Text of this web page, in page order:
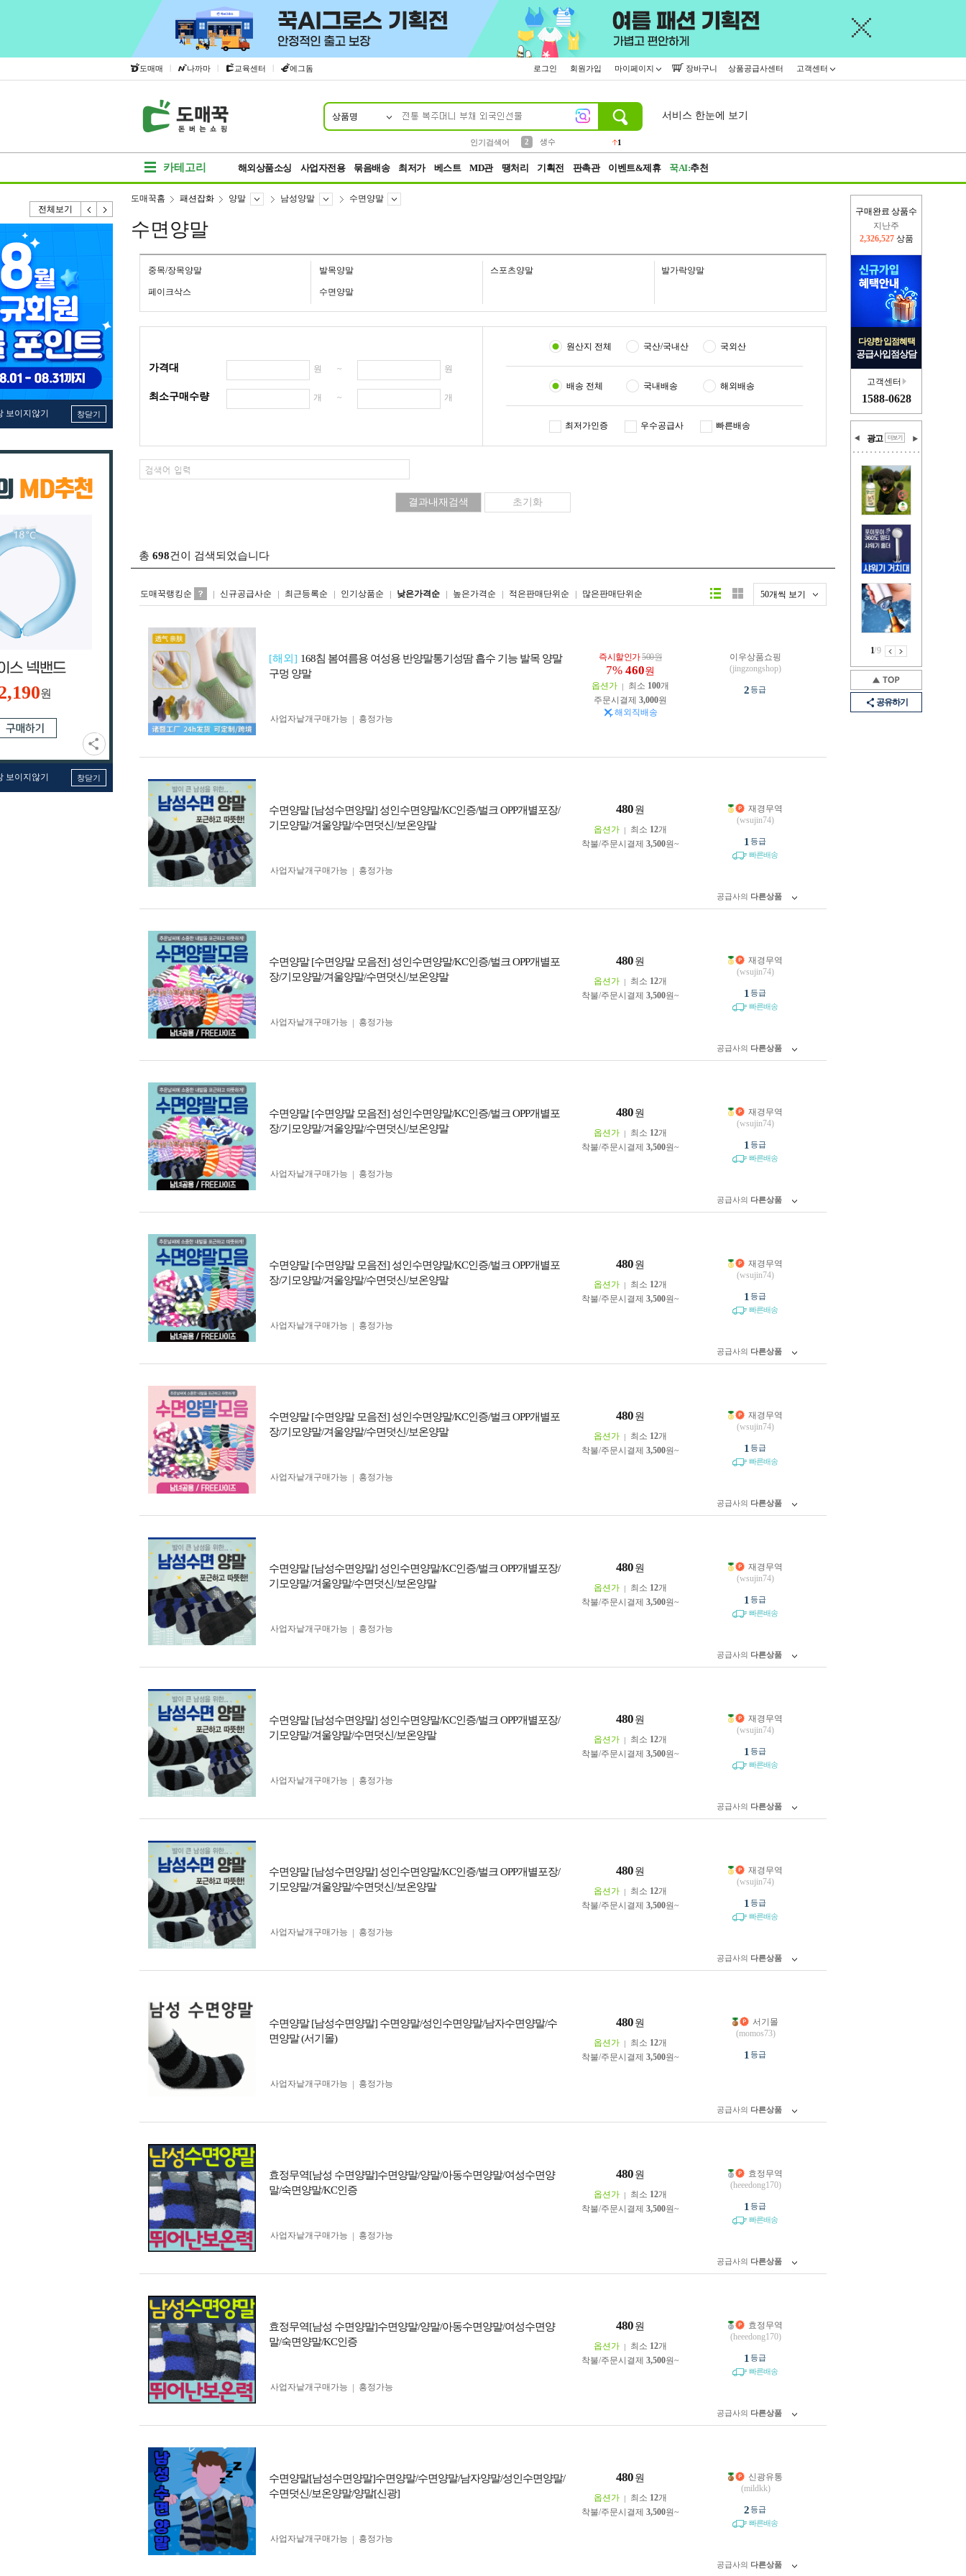
도매매 | 나까마 | 교육센터 | 에그돔 로그인 회원가입 마이페이지 장바구니 상품공급사센터 고객센터
상품명
인기검색어
2
생수
1
서비스 한눈에 보기
카테고리 해외상품소싱 사업자전용 묶음배송 최저가 베스트 MD관 땡처리 기획전 판촉관 이벤트&제휴 꾹AI:추천
전체보기
보이지않기 창닫기
원
보이지않기 창닫기
구매완료 상품수
2,326,527상품
이번주
2,361,169 상품
다양한 입점혜택
공급사입점상담
고객센터
1588-0628
광고
1/9
공유하기
도매꾹홈 패션잡화 양말 남성양말 수면양말
수면양말
중목/장목양말 발목양말 스포츠양말 발가락양말
페이크삭스 수면양말
가격대 원 ~ 원
최소구매수량 개 ~ 개
원산지 전체 국산/국내산 국외산
배송 전체 국내배송 해외배송
최저가인증 우수공급사 빠른배송
총 698건이 검색되었습니다
도매꾹랭킹순 신규공급사순 최근등록순 인기상품순 낮은가격순 높은가격순 적은판매단위순 많은판매단위순 50개씩 보기
리스트형갤러리형
[해외] 168침 봄여름용 여성용 반양말통기성땀 흡수 기능 발목 양말
구멍 양말
즉시할인가500원
7% 460원
옵션가 최소 100개
주문시결제 3,000원
해외직배송
사업자 낱개구매가능 흥정가능
이우상품쇼핑
(jingzongshop)
2등급
수면양말 [남성수면양말] 성인수면양말/KC인증/벌크 OPP개별포장/
기모양말/겨울양말/수면덧신/보온양말
480 원
옵션가 최소 12개
착불/주문시결제 3,500원~
사업자 낱개구매가능 흥정가능
재경무역
(wsujin74)
1 등급
빠른배송
공급사의 다른상품
수면양말 [수면양말 모음전] 성인수면양말/KC인증/벌크 OPP개별포
장/기모양말/겨울양말/수면덧신/보온양말
480 원
옵션가 최소 12개
착불/주문시결제 3,500원~
사업자 낱개구매가능 흥정가능
재경무역
(wsujin74)
1 등급
빠른배송
공급사의 다른상품
수면양말 [수면양말 모음전] 성인수면양말/KC인증/벌크 OPP개별포
장/기모양말/겨울양말/수면덧신/보온양말
480 원
옵션가 최소 12개
착불/주문시결제 3,500원~
사업자 낱개구매가능 흥정가능
재경무역
(wsujin74)
1 등급
빠른배송
공급사의 다른상품
수면양말 [수면양말 모음전] 성인수면양말/KC인증/벌크 OPP개별포
장/기모양말/겨울양말/수면덧신/보온양말
480 원
옵션가 최소 12개
착불/주문시결제 3,500원~
사업자 낱개구매가능 흥정가능
재경무역
(wsujin74)
1 등급
빠른배송
공급사의 다른상품
수면양말 [수면양말 모음전] 성인수면양말/KC인증/벌크 OPP개별포
장/기모양말/겨울양말/수면덧신/보온양말
480 원
옵션가 최소 12개
착불/주문시결제 3,500원~
사업자 낱개구매가능 흥정가능
재경무역
(wsujin74)
1 등급
빠른배송
공급사의 다른상품
수면양말 [남성수면양말] 성인수면양말/KC인증/벌크 OPP개별포장/
기모양말/겨울양말/수면덧신/보온양말
480 원
옵션가 최소 12개
착불/주문시결제 3,500원~
사업자 낱개구매가능 흥정가능
재경무역
(wsujin74)
1 등급
빠른배송
공급사의 다른상품
수면양말 [남성수면양말] 성인수면양말/KC인증/벌크 OPP개별포장/
기모양말/겨울양말/수면덧신/보온양말
480 원
옵션가 최소 12개
착불/주문시결제 3,500원~
사업자 낱개구매가능 흥정가능
재경무역
(wsujin74)
1 등급
빠른배송
공급사의 다른상품
수면양말 [남성수면양말] 성인수면양말/KC인증/벌크 OPP개별포장/
기모양말/겨울양말/수면덧신/보온양말
480 원
옵션가 최소 12개
착불/주문시결제 3,500원~
사업자 낱개구매가능 흥정가능
재경무역
(wsujin74)
1 등급
빠른배송
공급사의 다른상품
수면양말 [남성수면양말] 수면양말/성인수면양말/남자수면양말/수
면양말 (서기몰)
480 원
옵션가 최소 12개
착불/주문시결제 3,500원~
사업자 낱개구매가능 흥정가능
서기몰
(momos73)
1 등급
공급사의 다른상품
효정무역[남성 수면양말]수면양말/양말/아동수면양말/여성수면양
말/숙면양말/KC인증
480 원
옵션가 최소 12개
착불/주문시결제 3,500원~
사업자 낱개구매가능 흥정가능
효정무역
(heeedong170)
1 등급
빠른배송
공급사의 다른상품
효정무역[남성 수면양말]수면양말/양말/아동수면양말/여성수면양
말/숙면양말/KC인증
480 원
옵션가 최소 12개
착불/주문시결제 3,500원~
사업자 낱개구매가능 흥정가능
효정무역
(heeedong170)
1 등급
빠른배송
공급사의 다른상품
수면양말[남성수면양말]수면양말/수면양말/남자양말/성인수면양말/
수면덧신/보온양말/양말[신광]
480 원
옵션가 최소 12개
착불/주문시결제 3,500원~
사업자 낱개구매가능 흥정가능
신광유통
(mildkk)
2등급
빠른배송
공급사의 다른상품